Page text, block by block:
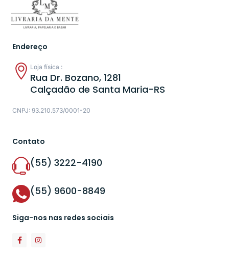
Endereço
Loja física :
Rua Dr. Bozano, 1281
Calçadão de Santa Maria-RS
CNPJ: 93.210.573/0001-20
Contato
(55) 3222-4190
(55) 9600-8849
Siga-nos nas redes sociais